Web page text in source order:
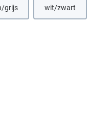
grijs wit/zwart
beschikbaar.)